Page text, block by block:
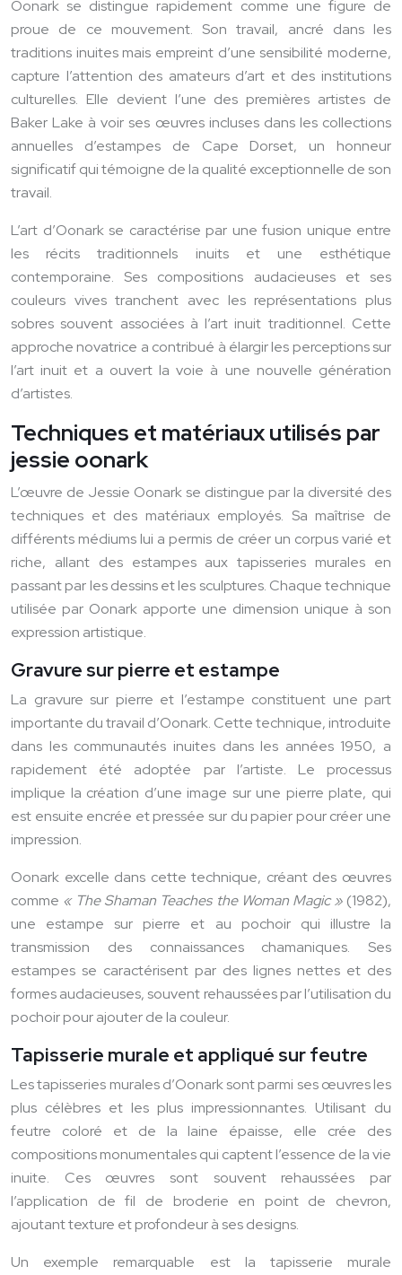
Oonark se distingue rapidement comme une figure de
proue de ce mouvement. Son travail, ancré dans les
traditions inuites mais empreint d’une sensibilité moderne,
capture l’attention des amateurs d’art et des institutions
culturelles. Elle devient l’une des premières artistes de
Baker Lake à voir ses œuvres incluses dans les collections
annuelles d’estampes de Cape Dorset, un honneur
significatif qui témoigne de la qualité exceptionnelle de son
travail.
L’art d’Oonark se caractérise par une fusion unique entre
les récits traditionnels inuits et une esthétique
contemporaine. Ses compositions audacieuses et ses
couleurs vives tranchent avec les représentations plus
sobres souvent associées à l’art inuit traditionnel. Cette
approche novatrice a contribué à élargir les perceptions sur
l’art inuit et a ouvert la voie à une nouvelle génération
d’artistes.
Techniques et matériaux utilisés par
jessie oonark
L’œuvre de Jessie Oonark se distingue par la diversité des
techniques et des matériaux employés. Sa maîtrise de
différents médiums lui a permis de créer un corpus varié et
riche, allant des estampes aux tapisseries murales en
passant par les dessins et les sculptures. Chaque technique
utilisée par Oonark apporte une dimension unique à son
expression artistique.
Gravure sur pierre et estampe
La gravure sur pierre et l’estampe constituent une part
importante du travail d’Oonark. Cette technique, introduite
dans les communautés inuites dans les années 1950, a
rapidement été adoptée par l’artiste. Le processus
implique la création d’une image sur une pierre plate, qui
est ensuite encrée et pressée sur du papier pour créer une
impression.
Oonark excelle dans cette technique, créant des œuvres
comme « The Shaman Teaches the Woman Magic » (1982),
une estampe sur pierre et au pochoir qui illustre la
transmission des connaissances chamaniques. Ses
estampes se caractérisent par des lignes nettes et des
formes audacieuses, souvent rehaussées par l’utilisation du
pochoir pour ajouter de la couleur.
Tapisserie murale et appliqué sur feutre
Les tapisseries murales d’Oonark sont parmi ses œuvres les
plus célèbres et les plus impressionnantes. Utilisant du
feutre coloré et de la laine épaisse, elle crée des
compositions monumentales qui captent l’essence de la vie
inuite. Ces œuvres sont souvent rehaussées par
l’application de fil de broderie en point de chevron,
ajoutant texture et profondeur à ses designs.
Un exemple remarquable est la tapisserie murale